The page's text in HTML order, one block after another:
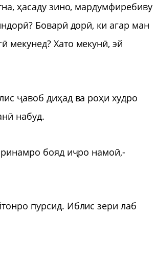
ҳасаду зино, мардумфиребиву
Боварӣ дорӣ, ки агар ман
Хато мекунӣ, эй
ҷавоб диҳад ва роҳи худро
набуд.
бояд иҷро намоӣ,-
пурсид. Иблис зери лаб